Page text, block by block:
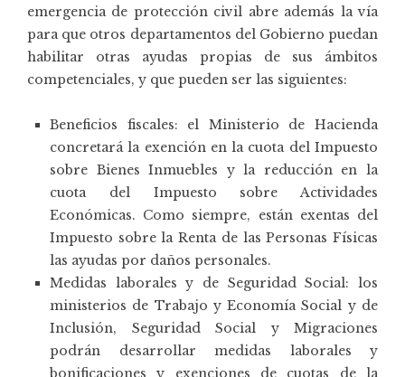
emergencia de protección civil abre además la vía
para que otros departamentos del Gobierno puedan
habilitar otras ayudas propias de sus ámbitos
competenciales, y que pueden ser las siguientes:
Beneficios fiscales: el Ministerio de Hacienda
concretará la exención en la cuota del Impuesto
sobre Bienes Inmuebles y la reducción en la
cuota del Impuesto sobre Actividades
Económicas. Como siempre, están exentas del
Impuesto sobre la Renta de las Personas Físicas
las ayudas por daños personales.
Medidas laborales y de Seguridad Social: los
ministerios de Trabajo y Economía Social y de
Inclusión, Seguridad Social y Migraciones
podrán desarrollar medidas laborales y
bonificaciones y exenciones de cuotas de la